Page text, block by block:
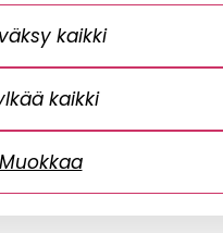
kaikki
kaikki
Muokkaa